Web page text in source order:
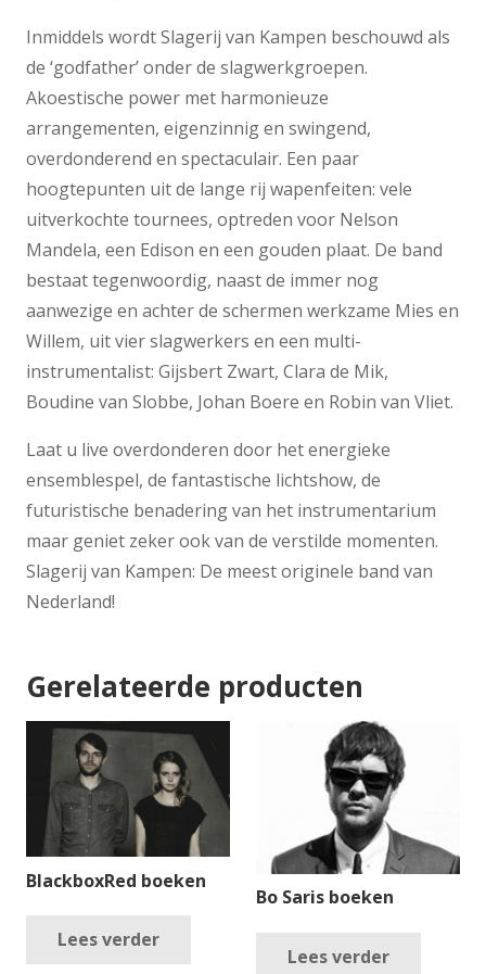
Inmiddels wordt Slagerij van Kampen beschouwd als
de ‘godfather’ onder de slagwerkgroepen.
Akoestische power met harmonieuze
arrangementen, eigenzinnig en swingend,
overdonderend en spectaculair. Een paar
hoogtepunten uit de lange rij wapenfeiten: vele
uitverkochte tournees, optreden voor Nelson
Mandela, een Edison en een gouden plaat. De band
bestaat tegenwoordig, naast de immer nog
aanwezige en achter de schermen werkzame Mies en
Willem, uit vier slagwerkers en een multi-
instrumentalist: Gijsbert Zwart, Clara de Mik,
Boudine van Slobbe, Johan Boere en Robin van Vliet.
Laat u live overdonderen door het energieke
ensemblespel, de fantastische lichtshow, de
futuristische benadering van het instrumentarium
maar geniet zeker ook van de verstilde momenten.
Slagerij van Kampen: De meest originele band van
Nederland!
Gerelateerde producten
BlackboxRed boeken
Lees verder
Bo Saris boeken
Lees verder